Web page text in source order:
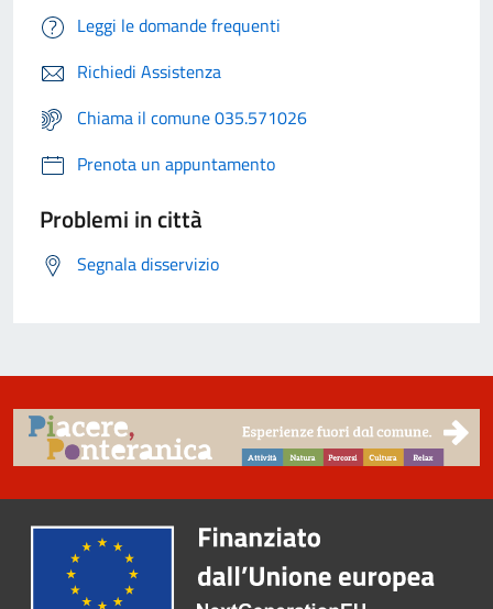
Leggi le domande frequenti
Richiedi Assistenza
Chiama il comune 035.571026
Prenota un appuntamento
Problemi in città
Segnala disservizio